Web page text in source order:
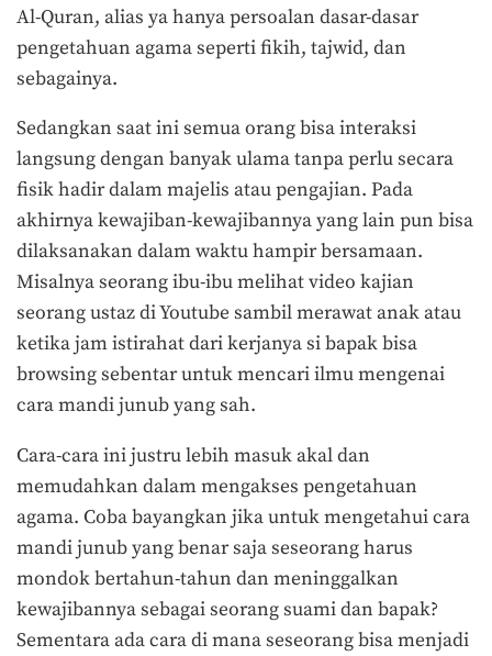
Al-Quran, alias ya hanya persoalan dasar-dasar
pengetahuan agama seperti fikih, tajwid, dan
sebagainya.
Sedangkan saat ini semua orang bisa interaksi
langsung dengan banyak ulama tanpa perlu secara
fisik hadir dalam majelis atau pengajian. Pada
akhirnya kewajiban-kewajibannya yang lain pun bisa
dilaksanakan dalam waktu hampir bersamaan.
Misalnya seorang ibu-ibu melihat video kajian
seorang ustaz di Youtube sambil merawat anak atau
ketika jam istirahat dari kerjanya si bapak bisa
browsing sebentar untuk mencari ilmu mengenai
cara mandi junub yang sah.
Cara-cara ini justru lebih masuk akal dan
memudahkan dalam mengakses pengetahuan
agama. Coba bayangkan jika untuk mengetahui cara
mandi junub yang benar saja seseorang harus
mondok bertahun-tahun dan meninggalkan
kewajibannya sebagai seorang suami dan bapak?
Sementara ada cara di mana seseorang bisa menjadi